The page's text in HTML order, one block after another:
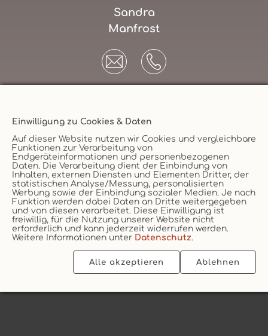
Einwilligung zu Cookies & Daten
Auf dieser Website nutzen wir Cookies und vergleichbare
Funktionen zur Verarbeitung von
Endgeräteinformationen und personenbezogenen
Daten. Die Verarbeitung dient der Einbindung von
Inhalten, externen Diensten und Elementen Dritter, der
statistischen Analyse/Messung, personalisierten
Werbung sowie der Einbindung sozialer Medien. Je nach
Funktion werden dabei Daten an Dritte weitergegeben
und von diesen verarbeitet. Diese Einwilligung ist
freiwillig, für die Nutzung unserer Website nicht
erforderlich und kann jederzeit widerrufen werden.
Weitere Informationen unter Datenschutz.
Alle akzeptieren Ablehnen
Sandra
Manfrost
Versicherungsmakler
Vertrag widerruf
Unternehmen
AGB
Datenschutz
Impressum
Erstinformation
Cookie
2026 © vs vergleichen-und-sparen GmbH